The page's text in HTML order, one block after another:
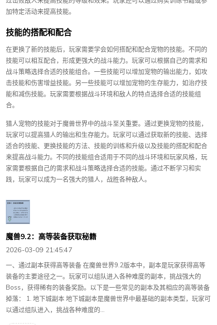
加特定活动来提高技能。
技能的搭配和配合
在更换了新的技能后，玩家需要学会如何搭配和配合宠物的技能。不同的
技能可以相互配合，形成更强大的战斗能力。玩家可以根据自己的需求和
战斗策略选择合适的技能组合。一些技能可以增加宠物的输出能力，如攻
击技能和伤害增益技能。另一些技能可以增加宠物的生存能力，如治疗技
能和减伤技能。玩家需要根据战斗环境和敌人的特点选择合适的技能组
合。
猎人宠物的技能对于魔兽世界中的战斗至关重要。通过更换宠物的技能，
玩家可以提高猎人的输出和生存能力。玩家可以通过获取新的技能、选择
适合的技能、更换技能的方法、技能的训练和升级以及技能的搭配和配合
来提高战斗能力。不同的技能组合适用于不同的战斗环境和玩家风格，玩
家需要根据自己的需求和战斗策略选择合适的技能。通过不断学习和实
践，玩家可以成为一名强大的猎人，战胜各种敌人。
魔兽9.2：高等装备获取秘籍
2026-03-09 21:45:47
一、通过副本获得高等装备 在魔兽世界9.2版本中，副本是玩家获得高等
装备的主要途径之一。玩家可以组队进入各种难度的副本，挑战强大的
Boss，获得稀有的装备奖励。以下是一些常见的副本及其相应的高等装备
掉落： 1. 地下城副本 地下城副本是魔兽世界中最基础的副本类型，玩家可
以通过组队进入，挑战各种难度的...